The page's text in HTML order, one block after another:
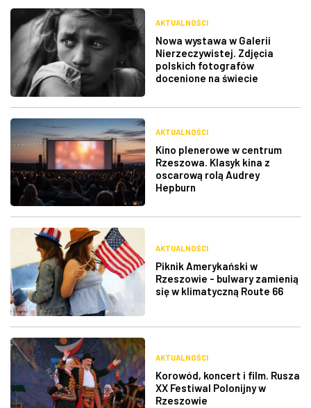
AKTUALNOŚCI
Nowa wystawa w Galerii
Nierzeczywistej. Zdjęcia
polskich fotografów
docenione na świecie
AKTUALNOŚCI
Kino plenerowe w centrum
Rzeszowa. Klasyk kina z
oscarową rolą Audrey
Hepburn
AKTUALNOŚCI
Piknik Amerykański w
Rzeszowie - bulwary zamienią
się w klimatyczną Route 66
AKTUALNOŚCI
Korowód, koncert i film. Rusza
XX Festiwal Polonijny w
Rzeszowie